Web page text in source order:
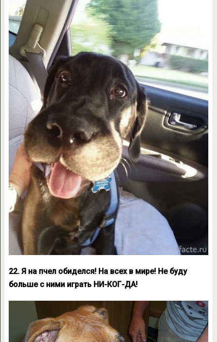
22. Я на пчел обиделся! На всех в мире! Не буду
больше с ними играть НИ-КОГ-ДА!